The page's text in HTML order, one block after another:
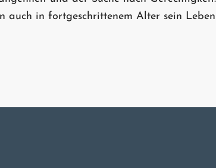
auch in fortgeschrittenem Alter sein